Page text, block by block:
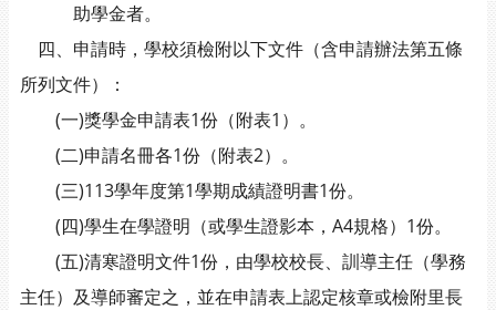
助學金者。
四、申請時，學校須檢附以下文件（含申請辦法第五條
所列文件）：
(一)獎學金申請表1份（附表1）。
(二)申請名冊各1份（附表2）。
(三)113學年度第1學期成績證明書1份。
(四)學生在學證明（或學生證影本，A4規格）1份。
(五)清寒證明文件1份，由學校校長、訓導主任（學務
主任）及導師審定之，並在申請表上認定核章或檢附里長